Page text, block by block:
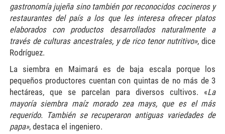
gastronomía jujeña sino también por reconocidos cocineros y
restaurantes del país a los que les interesa ofrecer platos
elaborados con productos desarrollados naturalmente a
través de culturas ancestrales, y de rico tenor nutritivo», dice
Rodríguez.
La siembra en Maimará es de baja escala porque los
pequeños productores cuentan con quintas de no más de 3
hectáreas, que se parcelan para diversos cultivos. «La
mayoría siembra maíz morado zea mays, que es el más
requerido. También se recuperaron antiguas variedades de
papa», destaca el ingeniero.